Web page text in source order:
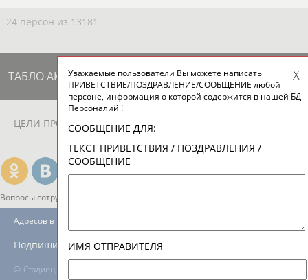
24 персон из 13181
ТАБЛО АКТИВНОСТИ
ЦЕЛИ ПРОЕКТА КОНТАКТЫ
Вопросы сотрудничества и совместной деятельности
© Стадион, 1998-2026
Адресов в новостной рассылке: 996
Подпишись
Уважаемые пользователи Вы можете написать
ПРИВЕТСТВИЕ/ПОЗДРАВЛЕНИЕ/СООБЩЕНИЕ любой
персоне, информация о которой содержится в нашей БД
Персоналий !
СООБЩЕНИЕ ДЛЯ:
ТЕКСТ ПРИВЕТСТВИЯ / ПОЗДРАВЛЕНИЯ /
СООБЩЕНИЕ
ИМЯ ОТПРАВИТЕЛЯ